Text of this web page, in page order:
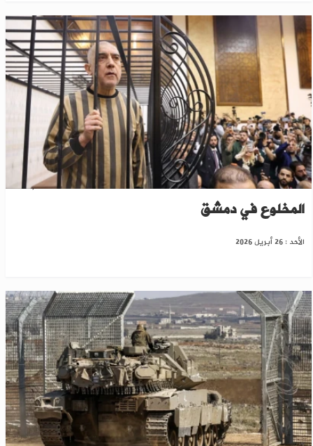
تحديد موعد الجلسة الثانية لمحاكمة رموز النظام
المخلوع في دمشق
الأحد : 26 أبريل 2026